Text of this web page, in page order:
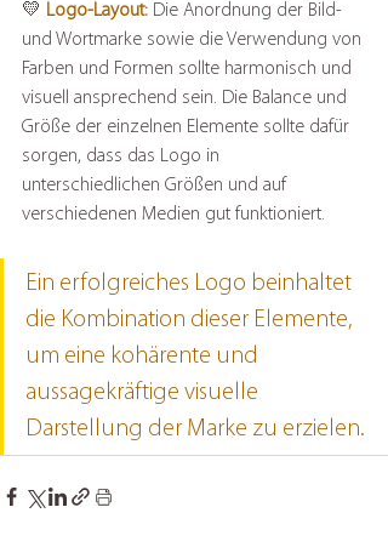
💛 Logo-Layout: Die Anordnung der Bild-
und Wortmarke sowie die Verwendung von
Farben und Formen sollte harmonisch und
visuell ansprechend sein. Die Balance und
Größe der einzelnen Elemente sollte dafür
sorgen, dass das Logo in
unterschiedlichen Größen und auf
verschiedenen Medien gut funktioniert.
Ein erfolgreiches Logo beinhaltet
die Kombination dieser Elemente,
um eine kohärente und
aussagekräftige visuelle
Darstellung der Marke zu erzielen.